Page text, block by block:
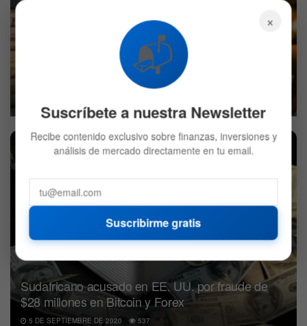
El dólar retrocede después del juramento de Biden
Sudafricano acusado en EE. UU. por fraude de
$28 millones en Bitcoin y Forex
5 DE SEPTIEMBRE DE 2020 537
×
📬
Suscríbete a nuestra Newsletter
Recibe contenido exclusivo sobre finanzas, inversiones y
análisis de mercado directamente en tu email.
Suscribirme gratis